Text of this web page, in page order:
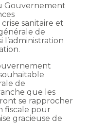
Gouvernement
sanitaire et
de
de
que les
se rapprocher
fiscale pour
gracieuse de